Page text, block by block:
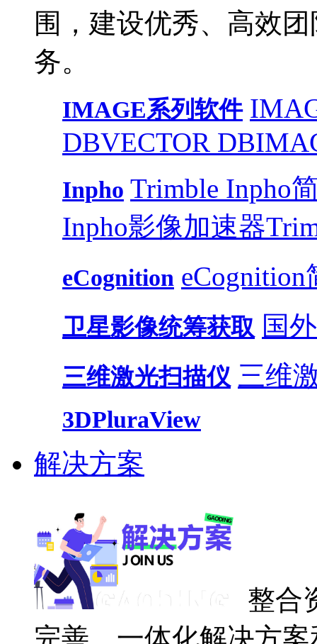
围，建设优秀、高效
务。
IMAGE系列软件
DBVECTOR DB
Inpho Trimble Inpho
Inpho影像加速器
eCognition eCognition
卫星影像统筹获取 国
三维激光扫描仪 三维
3DPluraView
解决方案
整合